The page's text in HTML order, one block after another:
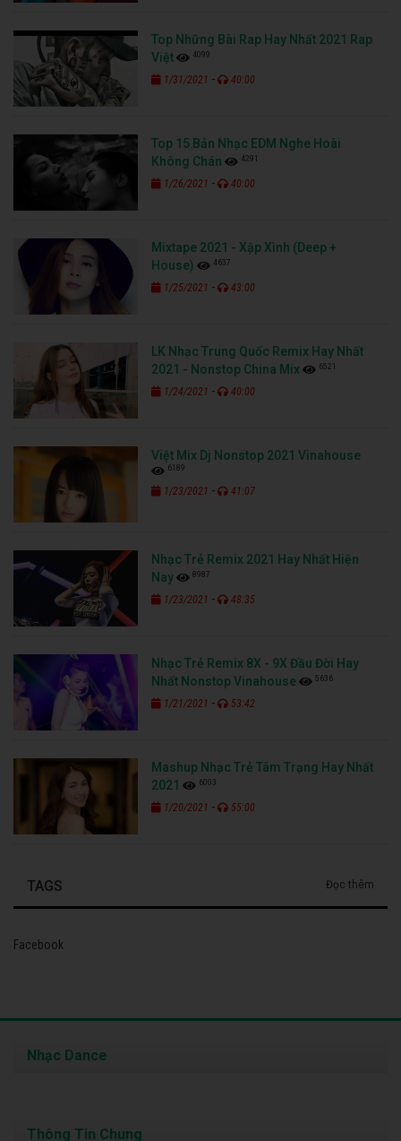
Top Những Bài Rap Hay Nhất 2021 Rap
Việt
4099
1/31/2021 - 40:00
Top 15 Bản Nhạc EDM Nghe Hoài
Không Chán
4291
1/26/2021 - 40:00
Mixtape 2021 - Xập Xình (Deep +
House)
4637
1/25/2021 - 43:00
LK Nhạc Trung Quốc Remix Hay Nhất
2021 - Nonstop China Mix
6521
1/24/2021 - 40:00
Việt Mix Dj Nonstop 2021 Vinahouse
6189
1/23/2021 - 41:07
Nhạc Trẻ Remix 2021 Hay Nhất Hiện
Nay
8987
1/23/2021 - 48:35
Nhạc Trẻ Remix 8X - 9X Đầu Đời Hay
Nhất Nonstop Vinahouse
5636
1/21/2021 - 53:42
Mashup Nhạc Trẻ Tâm Trạng Hay Nhất
2021
6003
1/20/2021 - 55:00
TAGS Đọc thêm
Facebook
Nhạc Dance
Thông Tin Chung